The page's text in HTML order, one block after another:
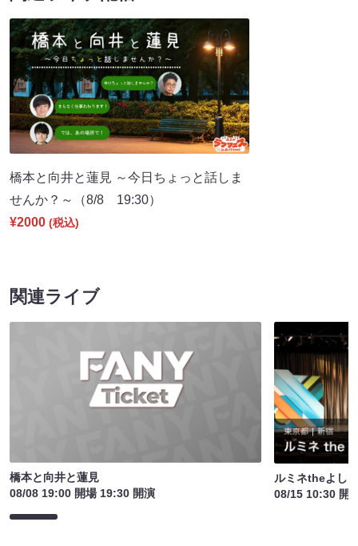
橋本と向井と蓮見 ～今日ちょっと話しま
せんか？～（8/8 19:30）
¥2000 (税込)
関連ライブ
橋本と向井と蓮見
08/08 19:00 開場 19:30 開演
ルミネtheよし
08/15 10:30 開